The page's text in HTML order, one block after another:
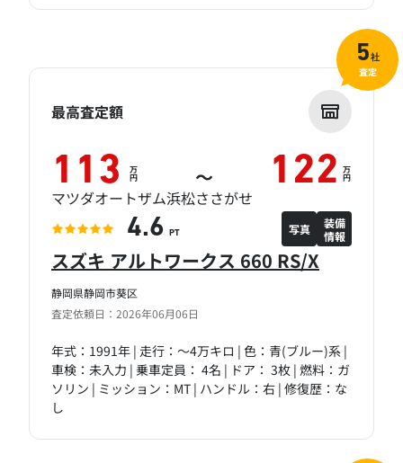
静岡県静岡市葵区
査定依頼日：2026年06月06日
スズキ アルトワークス 660 RS/X
年式：1991年 | 走行：～4万キロ | 色：青(ブルー)系 |
車検：未入力 | 乗車定員： 4名 | ドア： 3枚 | 燃料：ガ
ソリン | ミッション：MT | ハンドル：右 | 修復歴：な
し
最高査定額
113 万
円 ～ 122 万
円
マツダオートザム浜松ささがせ
4.6 PT 写真
装備
情報
5社
査定